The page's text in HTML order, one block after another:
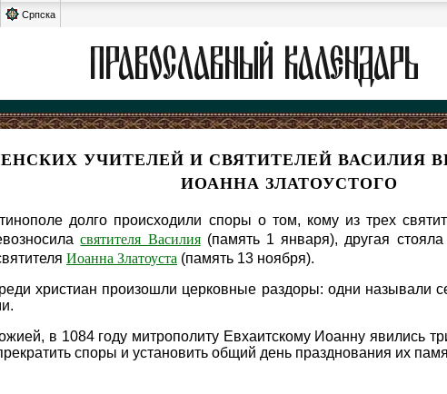
Српска
УЧИТЕЛЕЙ И СВЯТИТЕЛЕЙ ВАСИЛИЯ
ИОАННА ЗЛАТОУСТОГО
долго происходили споры о том, кому из трех
святителя Василия(память 1 января), другая
Иоанна Златоуста (память 13 ноября).
христиан произошли церковные раздоры: одни называли
в 1084 году митрополиту Евхаитскому Иоанну явились
споры и установить общий день празднования их